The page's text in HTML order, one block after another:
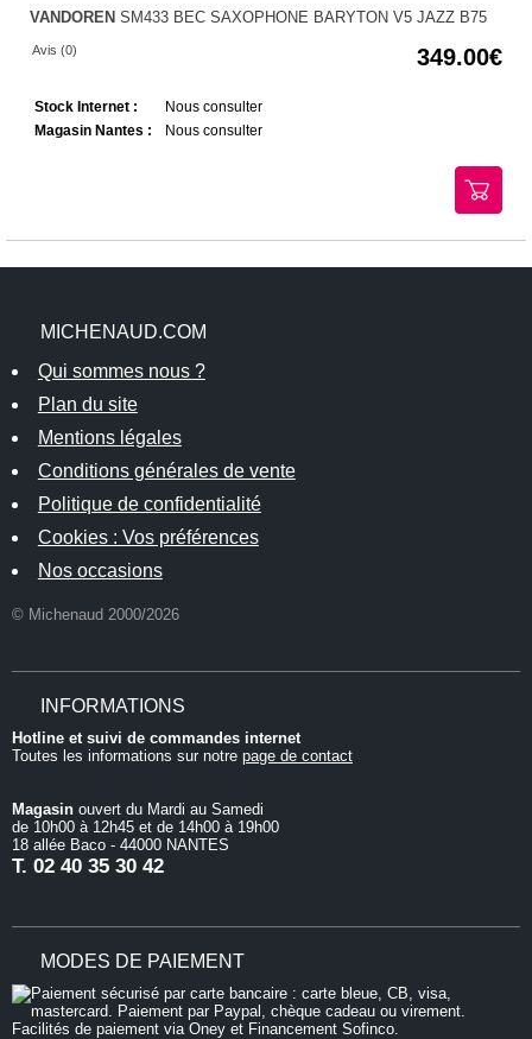
VANDOREN SM433 BEC SAXOPHONE BARYTON V5 JAZZ B75
Avis (0) 349.00
Stock Internet :
Nous consulter
Magasin Nantes :
Nous consulter
MICHENAUD.COM
Qui sommes nous ?
Plan du site
Mentions légales
Conditions générales de vente
Politique de confidentialité
Cookies : Vos préférences
Nos occasions
© Michenaud 2000/2026
INFORMATIONS
Hotline et suivi de commandes internet
Toutes les informations sur notre page de contact
Magasin ouvert du Mardi au Samedi
de 10h00 à 12h45 et de 14h00 à 19h00
18 allée Baco - 44000 NANTES
T. 02 40 35 30 42
MODES DE PAIEMENT